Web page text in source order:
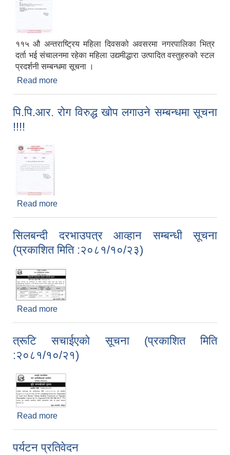
११५ औ अन्तराष्ट्रिय महिला दिवसको अवसरमा नगरपालिका भित्र
दर्ता भई संचालनमा रहेका महिला उद्यमीद्धारा उत्पादित वस्तुहरुको स्टल
प्रदर्शनी सम्बन्धमा सूचना ।
Read more
पि.पि.आर. रोग विरुद्ध खोप लगाउने सम्बन्धमा सूचना
!!!!
Read more
सिलबन्दी दरभाउपत्र आव्हान सम्बन्धी सूचना
(प्रकाशित मिति :२०८१/१०/२३)
Read more
त्रूटि सचाईएको सूचना (प्रकाशित मिति
:२०८१/१०/२१)
Read more
पर्यटन प्रतिवेदन